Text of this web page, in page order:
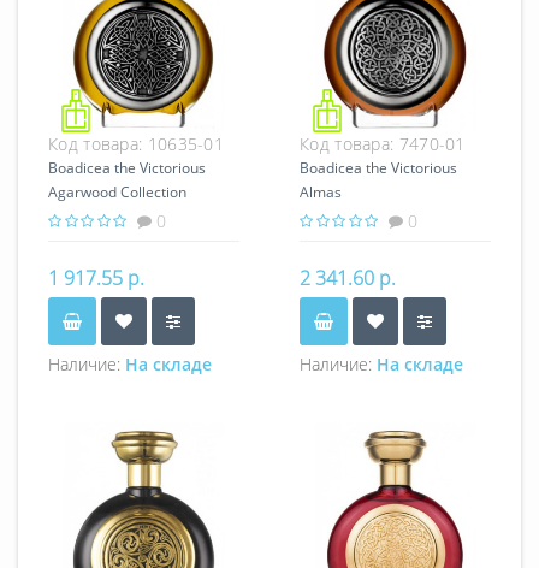
Код товара: 10635-01
Boadicea the Victorious
Agarwood Collection
Passionate
0
1 917.55 р.
Наличие: На складе
Код товара: 7470-01
Boadicea the Victorious
Almas
0
2 341.60 р.
Наличие: На складе